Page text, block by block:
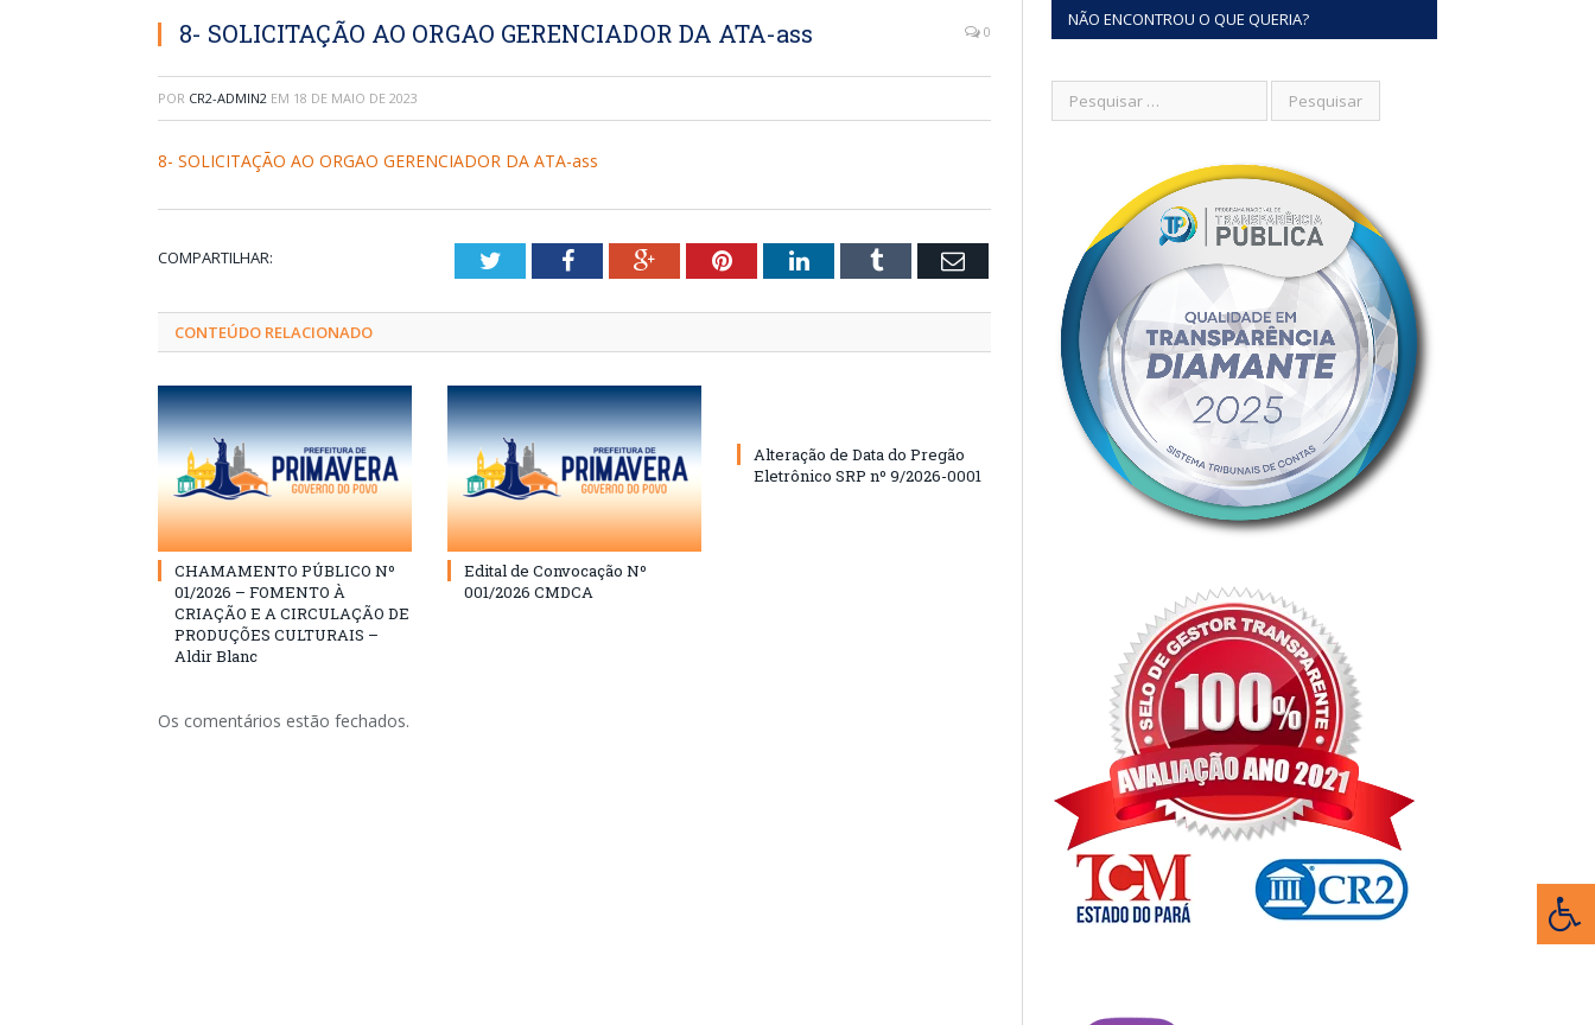
8- SOLICITAÇÃO AO ORGAO GERENCIADOR DA ATA-ass 0
POR CR2-ADMIN2 EM 18 DE MAIO DE 2023
8- SOLICITAÇÃO AO ORGAO GERENCIADOR DA ATA-ass
COMPARTILHAR: TwitterFacebookGoogle+PinterestLinkedInTumblr Email
CONTEÚDO RELACIONADO
CHAMAMENTO PÚBLICO Nº
01/2026 – FOMENTO À
CRIAÇÃO E A CIRCULAÇÃO DE
PRODUÇÕES CULTURAIS –
Aldir Blanc
Edital de Convocação Nº
001/2026 CMDCA
Alteração de Data do Pregão
Eletrônico SRP nº 9/2026-0001
Os comentários estão fechados.
NÃO ENCONTROU O QUE QUERIA?